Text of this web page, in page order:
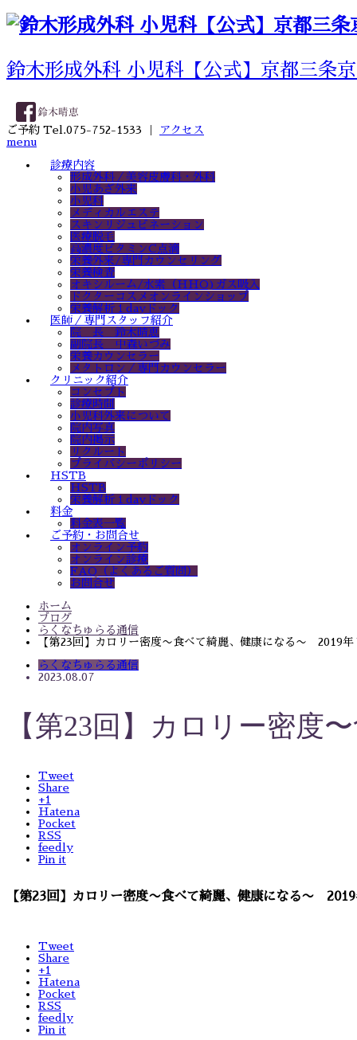
鈴木形成外科 小児科【公式】京都三条
ご予約 Tel.075-752-1533 ｜
アクセス
menu
診療内容
形成外科／美容皮膚科・外科
小児あざ外来
小児科
メディカルエステ
スキンリジュビネーション
医療脱毛
高濃度ビタミンC点滴
栄養外来/専門カウンセリング
栄養検査
オキシルーム/水素（HHO)ガス吸入
ドクターコスメオンラインショップ
栄養解析１dayドック
医師／専門スタッフ紹介
院 長 鈴木晴恵
副院長 中森いづみ
栄養カウンセラー
メタトロン／専門カウンセラー
クリニック紹介
コンセプト
診療時間
小児科外来について
院内写真
院内掲示
リクルート
プライバシーポリシー
HSTB
HSTB
栄養解析１dayドック
料金
料金表一覧
ご予約・お問合せ
オンライン予約
オンライン診療
FAQ（よくあるご質問）
お問合せ
ホーム
ブログ
らくなちゅらる通信
【第23回】カロリー密度〜食べて綺麗、健康になる〜 2019年
らくなちゅらる通信
2023.08.07
【第23回】カロリー密度
Tweet
Share
+1
Hatena
Pocket
RSS
feedly
Pin it
【第23回】カロリー密度〜食べて綺麗、健康になる〜
Tweet
Share
+1
Hatena
Pocket
RSS
feedly
Pin it